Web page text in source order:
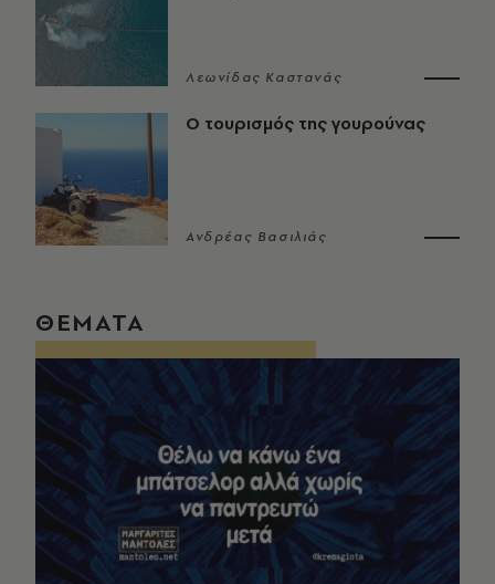
Λεωνίδας Καστανάς
Ο τουρισμός της γουρούνας
Ανδρέας Βασιλιάς
ΘΕΜΑΤΑ